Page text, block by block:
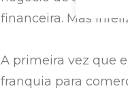
financeira. Mas
A primeira vez que
franquia para